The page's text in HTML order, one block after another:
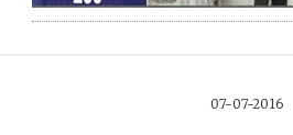
07-07-2016